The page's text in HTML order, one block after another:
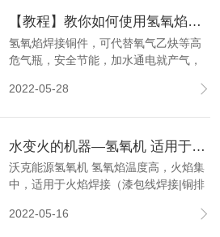
【教程】教你如何使用氢氧焰焊接空调铜管！
氢氧焰焊接铜件，可代替氧气乙炔等高
危气瓶，安全节能，加水通电就产气，
2022-05-28
水变火的机器—氢氧机 适用于漆包线焊接 玻璃管封口 安瓿瓶熔封
沃克能源氢氧机 氢氧焰温度高，火焰集
中，适用于火焰焊接（漆包线焊接|铜排
熔封）、火焰加工处理、火焰节能等领
2022-05-16